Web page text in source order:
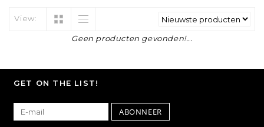
View:
Geen producten gevonden!...
GET ON THE LIST!
ABONNEER